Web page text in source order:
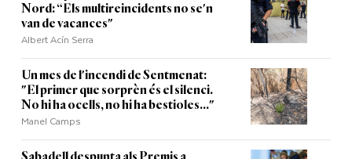
Nord: “Els multireincidents no se'n
van de vacances"
Albert Acín Serra
Un mes de l'incendi de Sentmenat:
"El primer que sorprèn és el silenci.
No hi ha ocells, no hi ha bestioles..."
Manel Camps